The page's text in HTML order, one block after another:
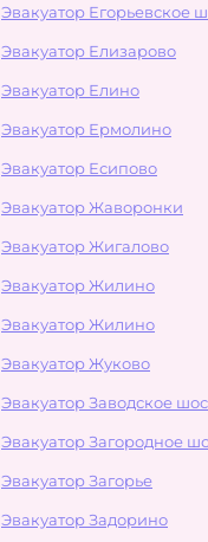
Эвакуатор Егорьевское
Эвакуатор Елизарово
Эвакуатор Елино
Эвакуатор Ермолино
Эвакуатор Есипово
Эвакуатор Жаворонки
Эвакуатор Жигалово
Эвакуатор Жилино
Эвакуатор Жилино
Эвакуатор Жуково
Эвакуатор Заводское
Эвакуатор Загородное
Эвакуатор Загорье
Эвакуатор Задорино